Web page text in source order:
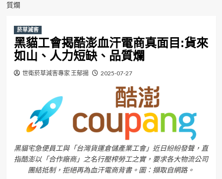
質爛
菸草減害
黑貓工會揭酷澎血汗電商真面目:貨來
如山、人力短缺、品質爛
世衛菸草減害專家 王郁揚 2025-07-27
黑貓宅急便員工與「台灣貨運倉儲產業工會」近日紛紛發聲，直
指酷澎以「合作廠商」之名行壓榨勞工之實，要求各大物流公司
團結抵制，拒絕再為血汗電商背書。圖：擷取自網路。